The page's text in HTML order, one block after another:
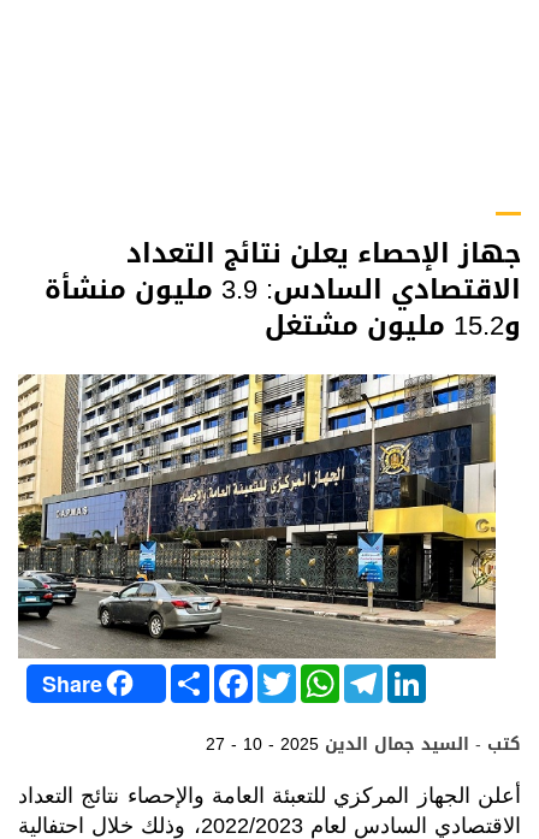
جهاز الإحصاء يعلن نتائج التعداد
الاقتصادي السادس: 3.9 مليون منشأة
و15.2 مليون مشتغل
Share S
h
a
r
e
F
a
c
e
b
o
k
T
w
i
t
t
r
W
h
a
s
p
T
e
l
g
a
m
L
i
n
e
I
n
27 - 10 - 2025 كتب - السيد جمال الدين
أعلن الجهاز المركزي للتعبئة العامة والإحصاء نتائج التعداد
الاقتصادي السادس لعام 2022/2023، وذلك خلال احتفالية